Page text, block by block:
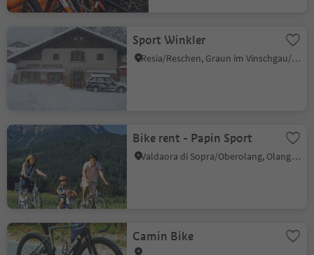
Sport Winkler
Resia/Reschen, Graun im Vinschgau/Curon Venosta, Vinschgau/Val Venosta
Bike rent - Papin Sport
Valdaora di Sopra/Oberolang, Olang/Valdaora, Dolomites Region Kronplatz/Plan de Corones
Camin Bike